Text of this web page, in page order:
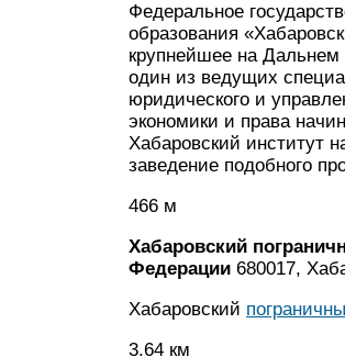
Федеральное
образования
крупнейшее на Дальнем
один из ведущих
юридического и
экономики и права
Хабаровский институт
заведение подобного
466 м
Хабаровский
Федерации 680017,
Хабаровский
3.64 км